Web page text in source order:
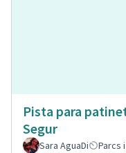
Pista para
Segur
Sara AguaDi Parcs